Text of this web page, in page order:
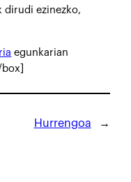
dirudi ezinezko,
egunkarian
Hurrengoa →